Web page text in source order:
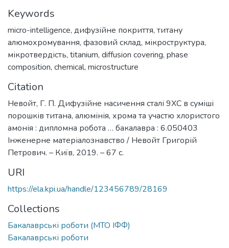
Keywords
micro-intelligence, дифузійне покриття, титану
алюмохромування, фазовий склад, мікроструктура,
мікротвердість, titanium, diffusion covering, phase
composition, chemical, microstructure
Citation
Невойт, Г. П. Дифузійне насичення сталі 9ХС в суміші
порошків титана, алюмінія, хрома та участю хлористого
амонія : дипломна робота … бакалавра : 6.050403
Інженерне матеріалознавство / Невойт Григорій
Петрович. – Київ, 2019. – 67 с.
URI
https://ela.kpi.ua/handle/123456789/28169
Collections
Бакалаврські роботи (МТО ІФФ)
Бакалаврські роботи